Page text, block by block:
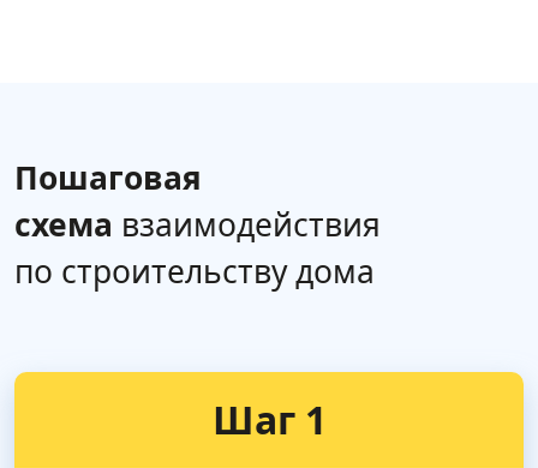
Пошаговая
схема взаимодействия
по строительству дома
Шаг 1